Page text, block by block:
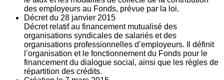
des employeurs au Fonds, prévue par la loi.
Décret du 28 janvier 2015
Décret relatif au financement mutualisé des
organisations syndicales de salariés et des
organisations professionnelles d’employeurs. Il définit
l’organisation et le fonctionnement du Fonds pour le
financement du dialogue social, ainsi que les règles de
répartition des crédits.